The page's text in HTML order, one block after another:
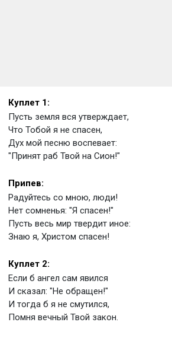
Куплет 1:
Пусть земля вся утверждает,
Что Тобой я не спасен,
Дух мой песню воспевает:
"Принят раб Твой на Сион!"
Припев:
Радуйтесь со мною, люди!
Нет сомненья: "Я спасен!"
Пусть весь мир твердит иное:
Знаю я, Христом спасен!
Куплет 2:
Если б ангел сам явился
И сказал: "Не обращен!"
И тогда б я не смутился,
Помня вечный Твой закон.